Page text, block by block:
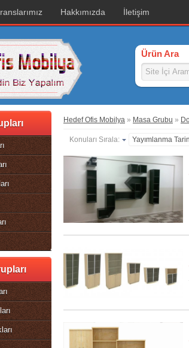
Hakkımızda İletişim
Ürün Ara
Hedef Ofis Mobilya » Masa Grubu »
Konuları Sırala: Yayımlanma